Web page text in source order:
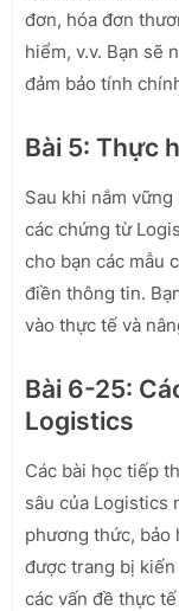
đơn, hóa đơn
hiểm, v.v. Bạn sẽ
đảm bảo tính
Bài 5: Thực
Sau khi nắm
các chứng từ
cho bạn các mẫu
điền thông tin.
vào thực tế và
Bài 6-25:
Logistics
Các bài học tiếp
sâu của Logistics
phương thức, bảo
được trang bị
các vấn đề thực